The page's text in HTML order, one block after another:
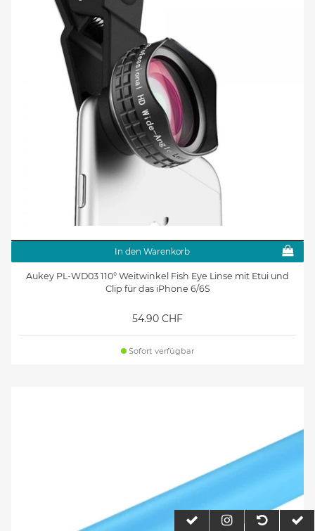
In den Warenkorb
Aukey PL-WD03 110° Weitwinkel Fish Eye Linse mit Etui und
Clip für das iPhone 6/6S
54.90 CHF
Sofort verfügbar